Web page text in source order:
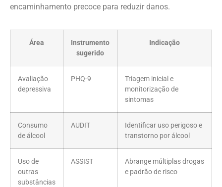
encaminhamento precoce para reduzir danos.
Área
Instrumento
sugerido
Indicação
Avaliação
depressiva
PHQ-9
Triagem inicial e
monitorização de
sintomas
Consumo
de álcool
AUDIT
Identificar uso perigoso e
transtorno por álcool
Uso de
outras
substâncias
ASSIST
Abrange múltiplas drogas
e padrão de risco